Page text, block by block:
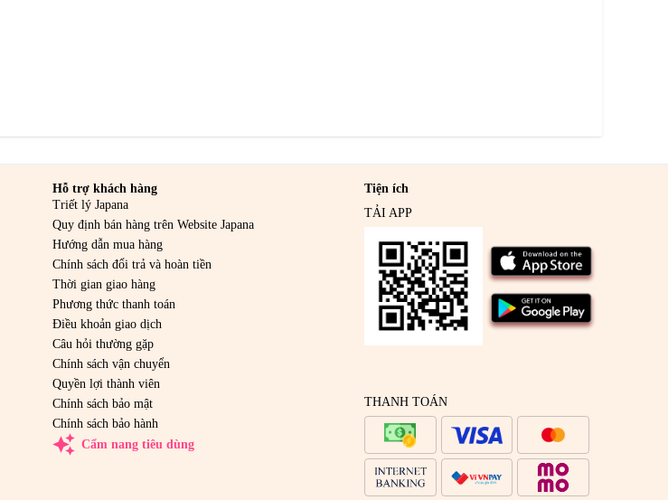
Hỗ trợ khách hàng
Triết lý Japana
Quy định bán hàng trên Website Japana
Hướng dẫn mua hàng
Chính sách đổi trả và hoàn tiền
Thời gian giao hàng
Phương thức thanh toán
Điều khoản giao dịch
Câu hỏi thường gặp
Chính sách vận chuyển
Quyền lợi thành viên
Chính sách bảo mật
Chính sách bảo hành
auto_awesome Cẩm nang tiêu dùng
Tiện ích
TẢI APP
THANH TOÁN